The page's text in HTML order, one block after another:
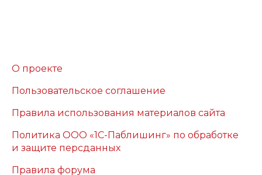
О проекте
Пользовательское соглашение
Правила использования материалов сайта
Политика ООО «1С-Паблишинг» по обработке
и защите персданных
Правила форума